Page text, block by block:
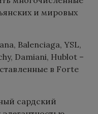
и мировых
Balenciaga, YSL,
Damiani, Hublot –
в Forte
сардский